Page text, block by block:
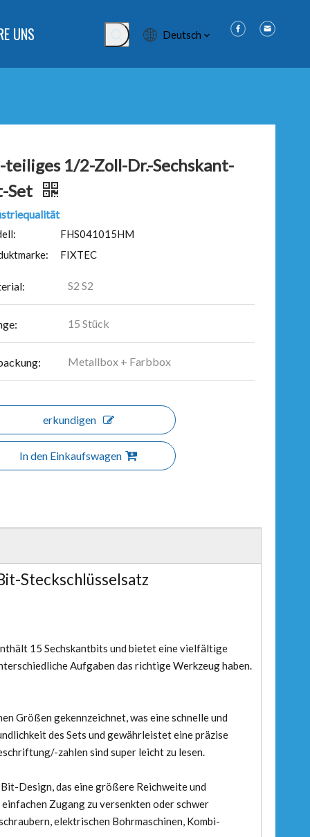
UNS Deutsch
teiliges 1/2-Zoll-Dr.-Sechskant-
Set
FHS041015HM
FIXTEC
S2 S2
15 Stück
Metallbox + Farbbox
erkundigen
In den Einkaufswagen
Steckschlüsselsatz
15 Sechskantbits und bietet eine vielfältige
Aufgaben das richtige Werkzeug haben.
Größen gekennzeichnet, was eine schnelle und
des Sets und gewährleistet eine präzise
zahlen sind super leicht zu lesen.
Design, das eine größere Reichweite und
Zugang zu versenkten oder schwer
elektrischen Bohrmaschinen, Kombi-